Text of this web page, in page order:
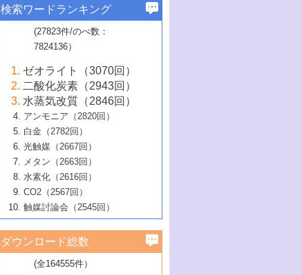
能性材料
若き触媒の研究者たち～（2）
6号 石油のノーブル・ユースを志向した
触媒技術
大学：オンライン・対面開催）
技術
B号 第127回触媒討論会（2021年・オン
ライン開催(Zoom)のみ）
動向
5号 次世代の触媒プロセスを支えるマイ
6号 メタン転換技術の最新動向
B号 第125回触媒討論会（2020年・工学
院大学）
3号 精密高分子合成に関する最近の研究
動向
4号 バイオマス化成品製造のための触媒
5号 固体触媒による含窒素有機化合物変
換の最前線
6号 貴金属使用量低減に向けた自動車排
ガス浄化触媒の開発
B号 第123回触媒討論会（2019年・大阪
4号 60周年記念企画
5号 進化するゼオライト合成技術
6号 非貴金属系触媒における電気化学的
B号 第121回触媒討論会（2018年・東京
大学）
最先端技術
3号 無機分離膜材料の開発と触媒反応プ
ロセスへの適用
5号 水素のふるまいを解き明かす最先端
研究
6号 低級アルカンの有効利用のための触
媒技術
B号 第119回触媒討論会（2017年・首都
大学東京）
1号 ユニークな構造の高分子を生み出す触
2号 リグニンからの化成品製造に向けた触
媒技術
3号 触媒研究の最先端～とびたて若き研究
者たち～（1）
4号 触媒研究の最先端～とびたて若き研究
者たち～（2）
5号 触媒研究の最先端～とびたて若き研究
者たち～（3）
6号 イオニクス材料と燃料電池・電解合成
の最新の研究動向
B号 第117回触媒討論会（2016年・大阪府
立大学）
▼57巻（2015年）
1号 水素キャリアにかかわる触媒技術の新
2号 石油精製用触媒の最近の進展
3号 固体酸化物形燃料電池（SOFC）におけ
るアノード触媒上での燃料直接改質技術
4号 コアシェル構造の制御による触媒機能
5号 工業触媒およびその周辺技術の最近の
進歩
6号 ナノシート
B号 第115回触媒討論会（2015年・成蹊大
▼56巻（2014年）
2号 光触媒反応機構に関する最新の研究動
向
開発動向
4号 人工光合成に向けた近年のアプローチ
5号 未利用熱エネルギーの有効活用に貢献
する触媒技術
6号 ポリオキソメタレート
B号 第113回触媒討論会（2014年・ロワジ
ールホテル豊橋）
1号 高耐久性燃料電池システム用触媒にお
ける新展開
2号 リビングラジカル重合の最近の動向
3号 天然ガスの化学工業的展開に関する触
媒技術
4号 貴金属触媒の精密構造制御とその活用
5号 バイオマス化成品製造のための固体触
6号 ナノ空間─吸着状態解析から新機能開拓
B号 第111回触媒討論会（2013年・関西大
▼54巻（2012年）
1号 規則性多孔体の利用技術における最近
の進歩
2号 第109回触媒討論会
3号 貴金属低減技術の最新動向
4号 貴金属代替技術の最新動向
5号 光触媒による物質変換反応の新展開
6号 グラフェン
7号 水素を利用する化成品合成の新潮流
▼53巻（2011年）
1号 金属学から見る合金触媒の新展開
2号 第107回触媒討論会
3号 触媒のその場観察法の進歩（１）
4号 触媒のその場観察法の進歩（２）
5号 不活性結合の触媒的活性化による有機
合成
6号 新しい固体酸触媒技術
7号 ゼオライト合成における最近の進歩
▼52巻（2010年）
1号 触媒の劣化対策と長寿命触媒開発
2号 第105回触媒討論会
3号 ナノ構造が拓く新機能
4号 活性サイトおよびその環境の精密な設
計による触媒の高機能化
5号 触媒を有効に使うための技術
7号 有機分子触媒による精密有機合成
1号 炭素材料－熱い注目を集める材料－
2号 第103回触媒討論会
3号 環境浄化用光触媒の現状と課題
4号 水素社会の実現に向けた水素製造・貯
蔵技術の進歩
5号 CO2が関わる触媒・材料
▼50巻（2008年）
1号 触媒化学と学会のこの10年，半世紀，
そして未来
2号 第101回触媒討論会
4号 錯体を利用したユニークな表面構造の
構築と機能
▼49巻（2007年）
1号 含フッ素化合物の合成と触媒
2号 第99回触媒討論会
3号 実用的ファインケミカル合成プロセス
を実現する触媒
▼48巻（2006年）
1号 固体酸触媒の最近の進歩
2号 第97回触媒討論会
3号 リビング重合触媒の最近の展開
1号 最近の触媒担体とその効果
2号 第95回触媒討論会
▼46巻（2004年）
1号 部分酸化反応触媒の最前線
▼45巻（2003年）
検索ワードランキング
(27823件/のべ数：
7824136）
ゼオライト（3070回）
二酸化炭素（2943回）
水蒸気改質（2846回）
アンモニア（2820回）
白金（2782回）
光触媒（2667回）
メタン（2663回）
水素化（2616回）
CO2（2567回）
触媒討論会（2545回）
ダウンロード総数
(全164555件）